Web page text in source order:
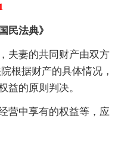
民法典》
夫妻的共同财产由双方
根据财产的具体情况，
益的原则判决。
营中享有的权益等，应